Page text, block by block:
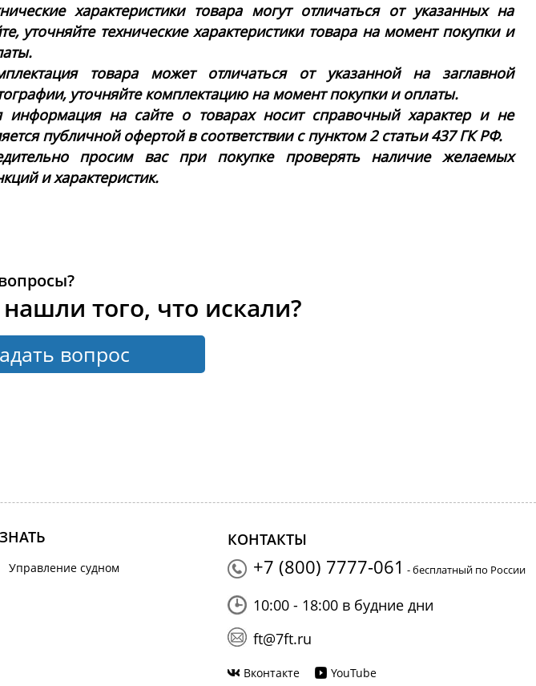
характеристики товара могут отличаться от указанных на
уточняйте технические характеристики товара на момент покупки и
товара может отличаться от указанной на заглавной
уточняйте комплектацию на момент покупки и оплаты.
информация на сайте о товарах носит справочный характер и не
публичной офертой в соответствии с пунктом 2 статьи 437 ГК РФ.
просим вас при покупке проверять наличие желаемых
и характеристик.
того, что искали?
вопрос
Управление судном
КОНТАКТЫ
+7 (800) 7777-061 - бесплатный по России
10:00 - 18:00 в будние дни
ft@7ft.ru
Вконтакте YouTube